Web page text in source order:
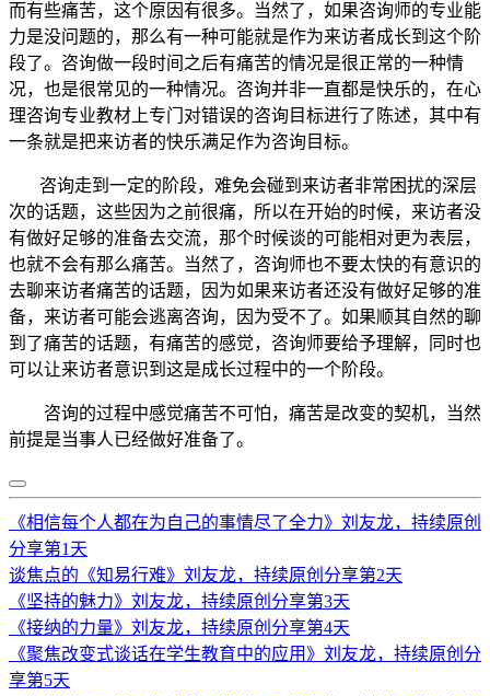
而有些痛苦，这个原因有很多。当然了，如果咨询师的专业能
力是没问题的，那么有一种可能就是作为来访者成长到这个阶
段了。咨询做一段时间之后有痛苦的情况是很正常的一种情
况，也是很常见的一种情况。咨询并非一直都是快乐的，在心
理咨询专业教材上专门对错误的咨询目标进行了陈述，其中有
一条就是把来访者的快乐满足作为咨询目标。
咨询走到一定的阶段，难免会碰到来访者非常困扰的深层
次的话题，这些因为之前很痛，所以在开始的时候，来访者没
有做好足够的准备去交流，那个时候谈的可能相对更为表层，
也就不会有那么痛苦。当然了，咨询师也不要太快的有意识的
去聊来访者痛苦的话题，因为如果来访者还没有做好足够的准
备，来访者可能会逃离咨询，因为受不了。如果顺其自然的聊
到了痛苦的话题，有痛苦的感觉，咨询师要给予理解，同时也
可以让来访者意识到这是成长过程中的一个阶段。
咨询的过程中感觉痛苦不可怕，痛苦是改变的契机，当然
前提是当事人已经做好准备了。
《相信每个人都在为自己的事情尽了全力》刘友龙，持续原创
分享第1天
谈焦点的《知易行难》刘友龙，持续原创分享第2天
《坚持的魅力》刘友龙，持续原创分享第3天
《接纳的力量》刘友龙，持续原创分享第4天
《聚焦改变式谈话在学生教育中的应用》刘友龙，持续原创分
享第5天